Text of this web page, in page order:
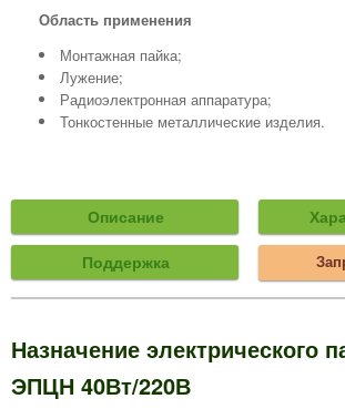
Область применения
Монтажная пайка;
Лужение;
Радиоэлектронная аппаратура;
Тонкостенные металлические изделия.
Описание
Поддержка
Назначение электрического
ЭПЦН 40Вт/220В